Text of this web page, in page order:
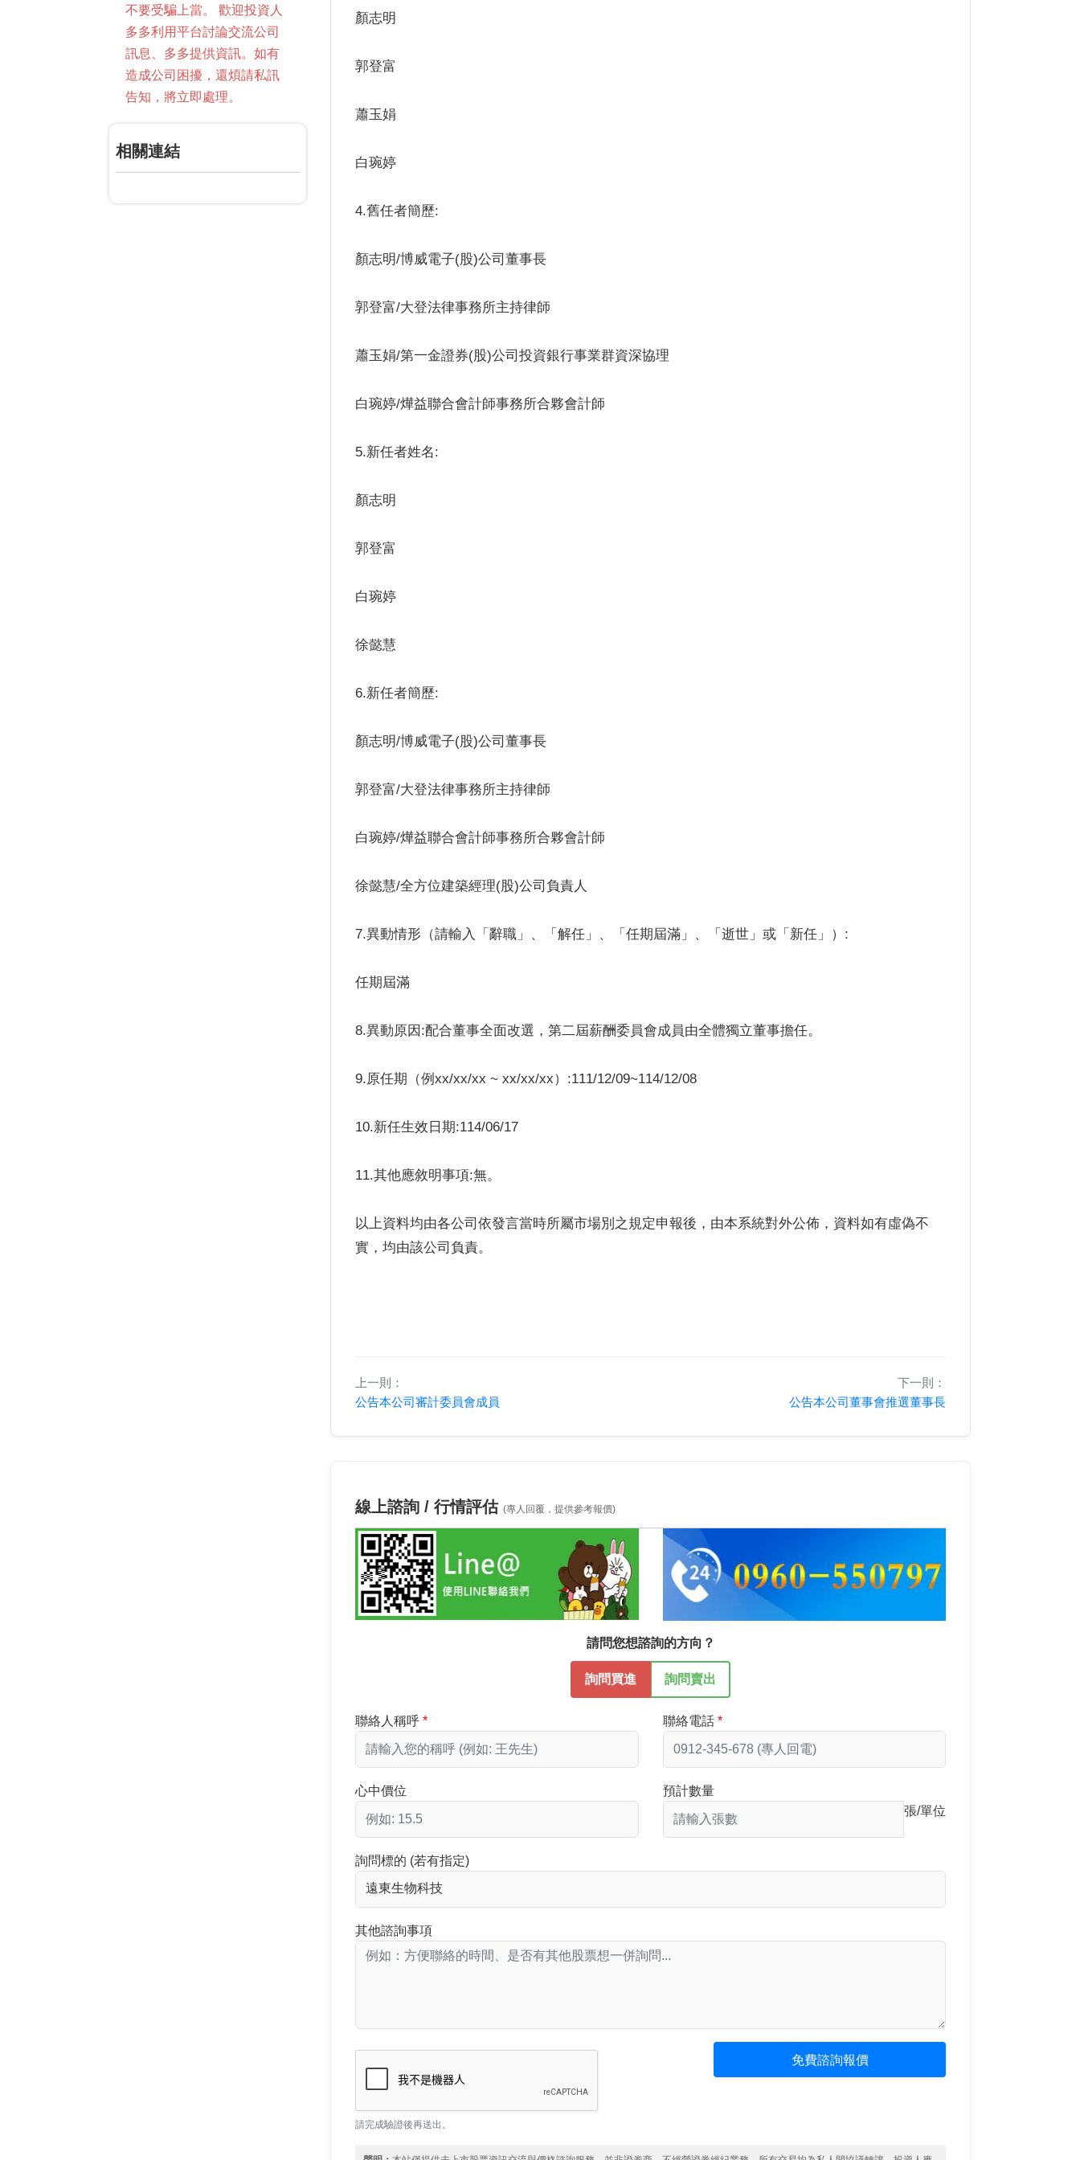
不要受騙上當。 歡迎投資人
多多利用平台討論交流公司
訊息、多多提供資訊。如有
造成公司困擾，還煩請私訊
告知，將立即處理。
相關連結
顏志明
郭登富
蕭玉娟
白琬婷
4.舊任者簡歷:
顏志明/博威電子(股)公司董事長
郭登富/大登法律事務所主持律師
蕭玉娟/第一金證券(股)公司投資銀行事業群資深協理
白琬婷/燁益聯合會計師事務所合夥會計師
5.新任者姓名:
顏志明
郭登富
白琬婷
徐懿慧
6.新任者簡歷:
顏志明/博威電子(股)公司董事長
郭登富/大登法律事務所主持律師
白琬婷/燁益聯合會計師事務所合夥會計師
徐懿慧/全方位建築經理(股)公司負責人
7.異動情形（請輸入「辭職」、「解任」、「任期屆滿」、「逝世」或「新任」）:
任期屆滿
8.異動原因:配合董事全面改選，第二屆薪酬委員會成員由全體獨立董事擔任。
9.原任期（例xx/xx/xx ~ xx/xx/xx）:111/12/09~114/12/08
10.新任生效日期:114/06/17
11.其他應敘明事項:無。
以上資料均由各公司依發言當時所屬市場別之規定申報後，由本系統對外公佈，資料如有虛偽不
實，均由該公司負責。
上一則：
公告本公司審計委員會成員
下一則：
公告本公司董事會推選董事長
線上諮詢 / 行情評估(專人回覆，提供參考報價)
請問您想諮詢的方向？
詢問買進 詢問賣出
聯絡人稱呼 聯絡電話
心中價位
預計數量
張/單位
詢問標的 (若有指定)
其他諮詢事項
請完成驗證後再送出。
免費諮詢報價